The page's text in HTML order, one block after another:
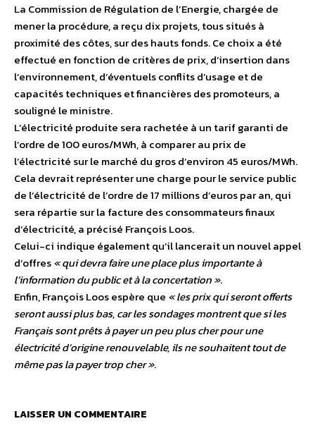
La Commission de Régulation de l’Energie, chargée de
mener la procédure, a reçu dix projets, tous situés à
proximité des côtes, sur des hauts fonds. Ce choix a été
effectué en fonction de critères de prix, d’insertion dans
l’environnement, d’éventuels conflits d’usage et de
capacités techniques et financières des promoteurs, a
souligné le ministre.
L’électricité produite sera rachetée à un tarif garanti de
l’ordre de 100 euros/MWh, à comparer au prix de
l’électricité sur le marché du gros d’environ 45 euros/MWh.
Cela devrait représenter une charge pour le service public
de l’électricité de l’ordre de 17 millions d’euros par an, qui
sera répartie sur la facture des consommateurs finaux
d’électricité, a précisé François Loos.
Celui-ci indique également qu’il lancerait un nouvel appel
d’offres« qui devra faire une place plus importante à
l’information du public et à la concertation ».
Enfin, François Loos espère que « les prix qui seront offerts
seront aussi plus bas, car les sondages montrent que si les
Français sont prêts à payer un peu plus cher pour une
électricité d’origine renouvelable, ils ne souhaitent tout de
même pas la payer trop cher ».
LAISSER UN COMMENTAIRE